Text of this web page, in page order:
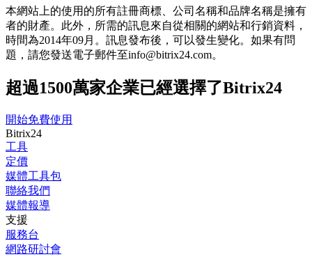
本網站上的使用的所有註冊商標、公司名稱和品牌名稱是擁有
者的財產。此外，所需的訊息來自從相關的網站和行銷資料，
時間為201­4年09月。訊息發布後，可以發生變化。如果有問
題，請您發送電子郵件至info@bitrix24.com。
超過1500萬家企業已經選擇了Bitrix24
開始免費使用
Bitrix24
工具
定價
媒體工具包
聯絡我們
媒體報導
支援
服務台
網路研討會